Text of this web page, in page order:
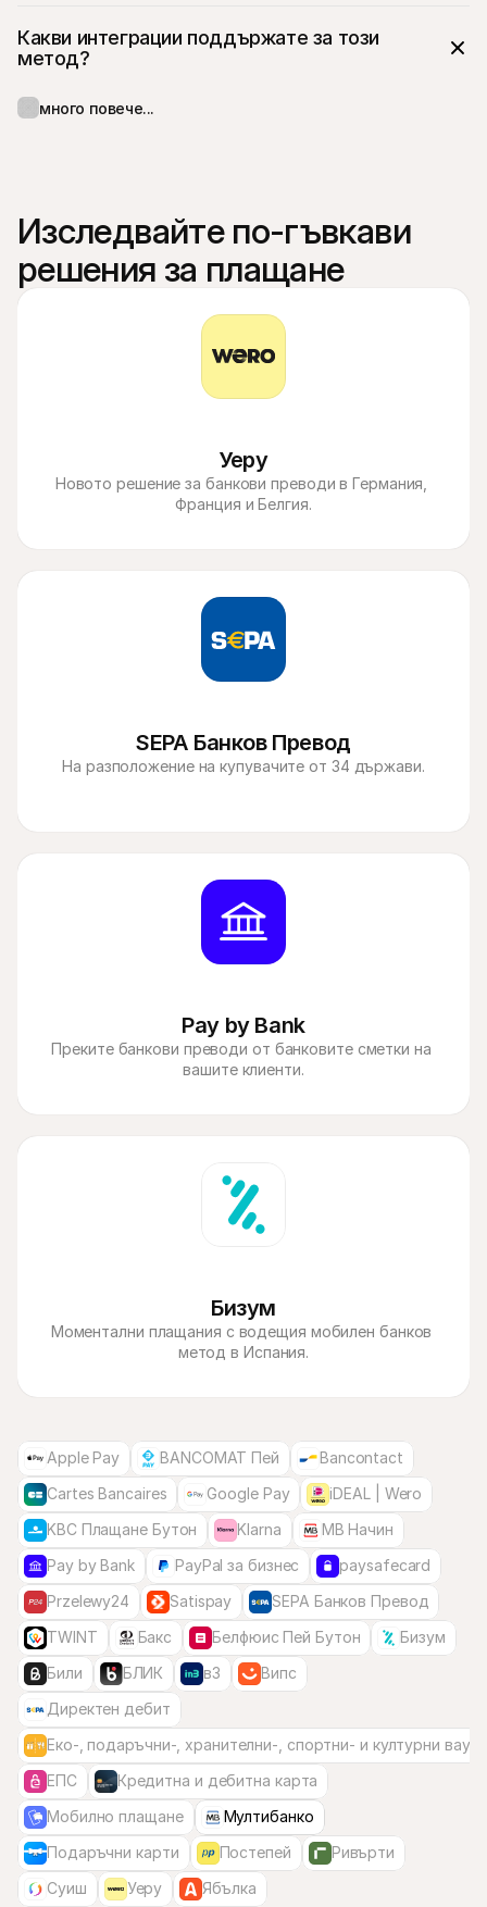
Какви интеграции поддържате за този
метод?
много повече...
Изследвайте по-гъвкави
решения за плащане
Уеру
Новото решение за банкови преводи в Германия,
Франция и Белгия.
SEPA Банков Превод
На разположение на купувачите от 34 държави.
Pay by Bank
Преките банкови преводи от банковите сметки на
Бизум
Моментални плащания с водещия мобилен банков
метод в Испания.
Apple Pay BANCOMAT Пей
Bancontact
Cartes Bancaires
Google Pay
iDEAL | Wero
KBC Плащане Бутон
Klarna
MB Начин
Pay by Bank
PayPal за бизнес
paysafecard
Przelewy24
Satispay
SEPA Банков Превод
TWINT
Бакс Белфюис Пей Бутон
Бизум
Били
БЛИК в3
Випс
Директен дебит
Еко-, подаръчни-, хранителни-, спортни- и културни
ЕПС
Кредитна и дебитна карта
Мобилно плащане
Мултибанкo
Подаръчни карти
Постепей
Ривърти
Суиш
Уеру Ябълка